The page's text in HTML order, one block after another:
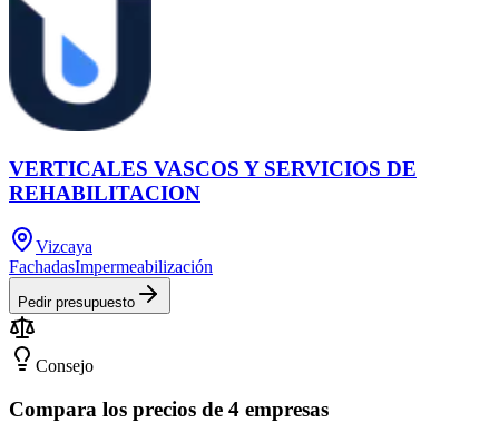
VERTICALES VASCOS Y SERVICIOS DE
REHABILITACION
Vizcaya
FachadasImpermeabilización
Pedir presupuesto
Consejo
Compara los precios de 4 empresas